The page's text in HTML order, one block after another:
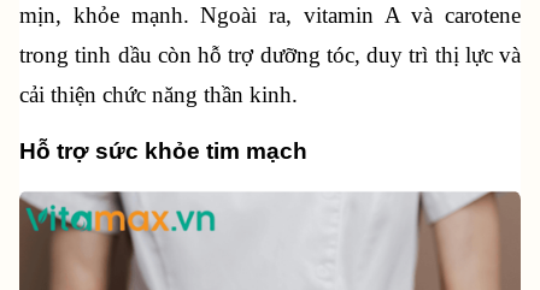
mịn, khỏe mạnh. Ngoài ra, vitamin A và carotene
trong tinh dầu còn hỗ trợ dưỡng tóc, duy trì thị lực và
cải thiện chức năng thần kinh.
Hỗ trợ sức khỏe tim mạch